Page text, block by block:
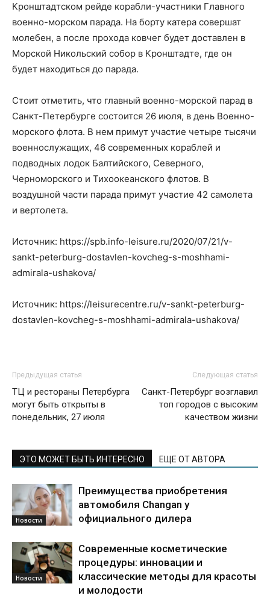
Кронштадтском рейде корабли-участники Главного
военно-морском парада. На борту катера совершат
молебен, а после прохода ковчег будет доставлен в
Морской Никольский собор в Кронштадте, где он
будет находиться до парада.
Стоит отметить, что главный военно-морской парад в
Санкт-Петербурге состоится 26 июля, в день Военно-
морского флота. В нем примут участие четыре тысячи
военнослужащих, 46 современных кораблей и
подводных лодок Балтийского, Северного,
Черноморского и Тихоокеанского флотов. В
воздушной части парада примут участие 42 самолета
и вертолета.
Источник: https://spb.info-leisure.ru/2020/07/21/v-
sankt-peterburg-dostavlen-kovcheg-s-moshhami-
admirala-ushakova/
Источник: https://leisurecentre.ru/v-sankt-peterburg-
dostavlen-kovcheg-s-moshhami-admirala-ushakova/
Предыдущая статья
ТЦ и рестораны Петербурга
могут быть открыты в
понедельник, 27 июля
Следующая статья
Санкт-Петербург возглавил
топ городов с высоким
качеством жизни
ЭТО МОЖЕТ БЫТЬ ИНТЕРЕСНО ЕЩЕ ОТ АВТОРА
Новости
Преимущества приобретения
автомобиля Changan у
официального дилера
Новости
Современные косметические
процедуры: инновации и
классические методы для красоты
и молодости